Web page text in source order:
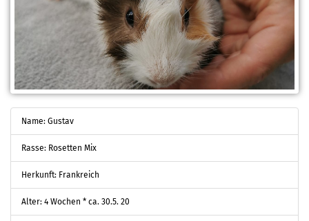
Name: Gustav
Rasse: Rosetten Mix
Herkunft: Frankreich
Alter: 4 Wochen * ca. 30.5. 20